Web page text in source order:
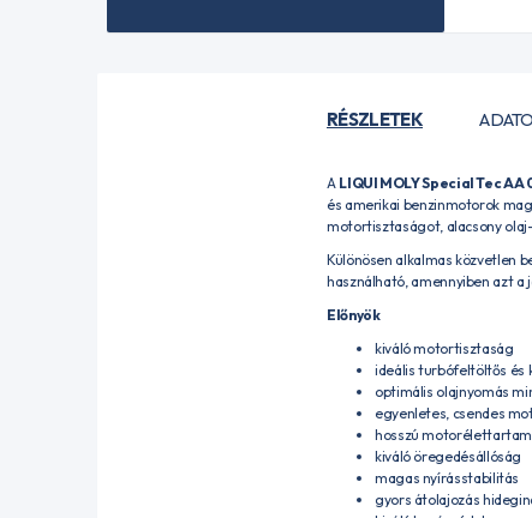
RÉSZLETEK
A LIQUI MOLY Special Tec AA
és amerikai benzinmotorok
motortisztaságot, alacsony
Különösen alkalmas közvetlen
használható, amennyiben azt
Előnyök
kiváló motortisztaság
ideális turbófeltöltős és
optimális olajnyomás
egyenletes, csendes
hosszú motorélettartam
kiváló öregedésállóság
magas nyírásstabilitás
gyors átolajozás